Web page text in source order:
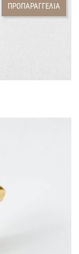
ΠΡΟΠΑΡΑΓΓΕΛΙΑ